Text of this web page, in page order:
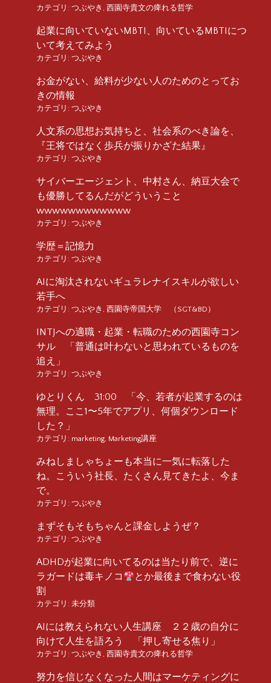
カテゴリ: つぶやき , 西園寺貴文の痺れる哲学
起業に向いていないMBTI、向いているMBTIにつ
いて考えてみよう
カテゴリ: つぶやき
お金がない、給料が少ない人のためのとってお
きの情報
カテゴリ: つぶやき
人文系の思想お気持ちと、社会系のべき論を、
『王将ではなく歩兵が振りかざた結果』
カテゴリ: つぶやき
サイバーエージェント、中村さん、納豆大会で
も優勝してるんだがどういうこと
wwwwwwwwwwww
カテゴリ: つぶやき
学歴＝記憶力
カテゴリ: つぶやき
AIに淘汰されないギュラレナイスキルが欲しい
若手へ
カテゴリ: つぶやき , 西園寺帝国大学 （SGT&BD）
INTJへの適職・起業・転職のための西園寺コン
サル 「普通は叶わないと思われているものを
追え」
カテゴリ: つぶやき
ゆとりくん 31:00 「今、若者が起業するのは
無理。ここ1〜5年でアプリ、何個ダウンロード
した？」
カテゴリ: marketing, Marketing講座
みねしましゃちょーも本当に一気に転落した
ね。こういう社長、たくさん見てきたよ、今ま
で。
カテゴリ: つぶやき
まずそもそもちゃんと課金しようぜ？
カテゴリ: つぶやき
ADHDが起業に向いてるのは当たり前で、逆に
ラガードは毒キノコ
とか最後まで食わない役
割
カテゴリ: 未分類
AIには教えられない人生講座 ２２歳の自分に
向けて人生を語ろう 「押し寄せる焦り」
カテゴリ: つぶやき , 西園寺貴文の痺れる哲学
努力を信じなくなった人間はマーケティングに